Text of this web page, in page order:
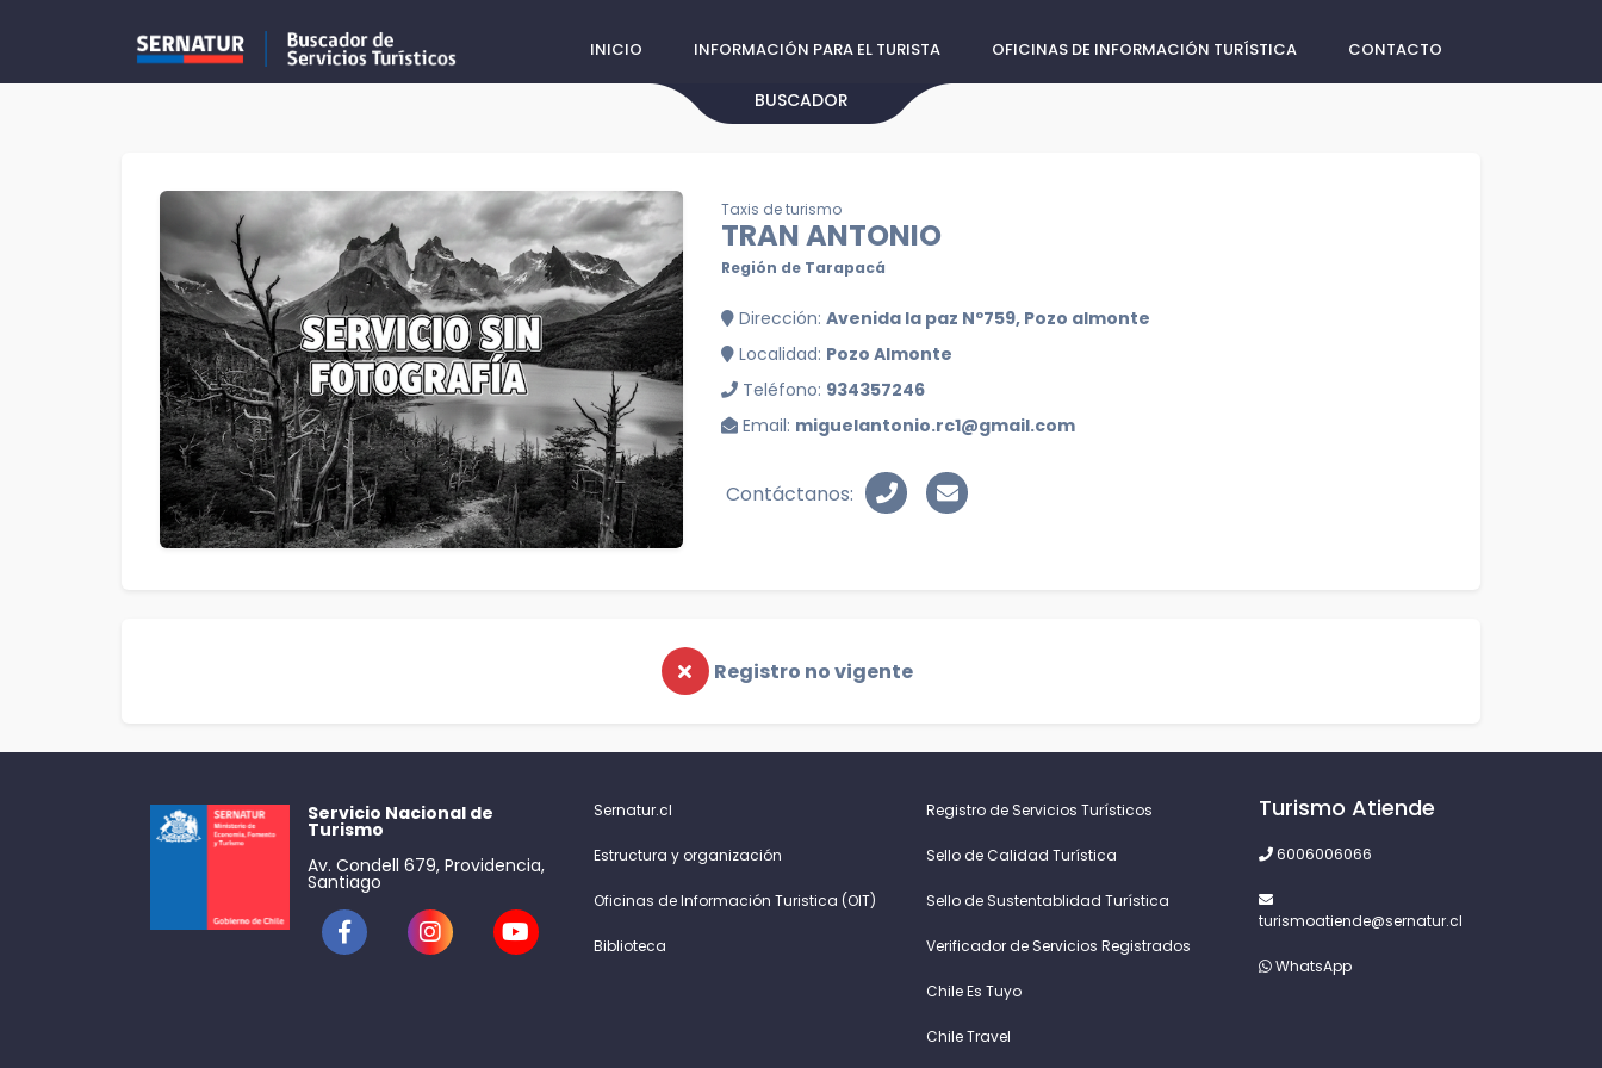
INICIO INFORMACIÓN PARA EL TURISTA OFICINAS DE INFORMACIÓN TURÍSTICA CONTACTO
BUSCADOR
Taxis de turismo
TRAN ANTONIO
Región de Tarapacá
Dirección: Avenida la paz Nº759, Pozo almonte
Localidad: Pozo Almonte
Teléfono: 934357246
Email: miguelantonio.rc1@gmail.com
Contáctanos:
Registro no vigente
Servicio Nacional de
Turismo
Av. Condell 679, Providencia,
Santiago
Sernatur.cl
Estructura y organización
Oficinas de Información Turistica (OIT)
Biblioteca
Registro de Servicios Turísticos
Sello de Calidad Turística
Sello de Sustentablidad Turística
Verificador de Servicios Registrados
Chile Es Tuyo
Chile Travel
Turismo Atiende
6006006066
turismoatiende@sernatur.cl
WhatsApp